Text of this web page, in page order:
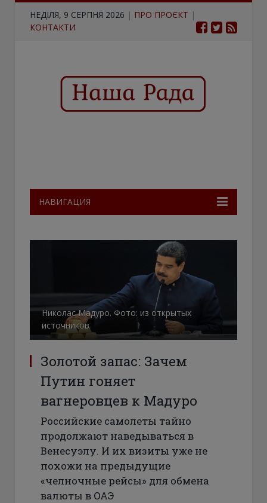
НЕДІЛЯ, 9 СЕРПНЯ 2026 | ПРО ПРОЄКТ |
КОНТАКТИ
НАВИГАЦИЯ
Николас Мадуро. Фото: из открытых
источников
Золотой запас: Зачем
Путин гоняет
вагнеровцев к Мадуро
Российские самолеты тайно
продолжают наведываться в
Венесуэлу. И их визиты уже не
похожи на предыдущие
«челночные рейсы» для обмена
валюты в ОАЭ